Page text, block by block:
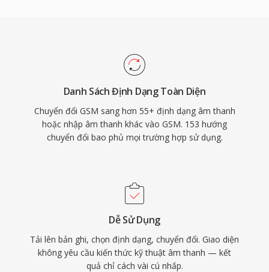
Danh Sách Định Dạng Toàn Diện
Chuyển đổi GSM sang hơn 55+ định dạng âm thanh
hoặc nhập âm thanh khác vào GSM. 153 hướng
chuyển đổi bao phủ mọi trường hợp sử dụng.
Dễ Sử Dụng
Tải lên bản ghi, chọn định dạng, chuyển đổi. Giao diện
không yêu cầu kiến thức kỹ thuật âm thanh — kết
quả chỉ cách vài cú nhấp.